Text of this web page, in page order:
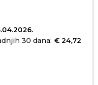
30 dana: € 24,72